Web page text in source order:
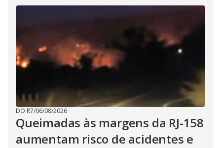
DO R7/06/08/2026
Queimadas às margens da RJ-158
aumentam risco de acidentes e